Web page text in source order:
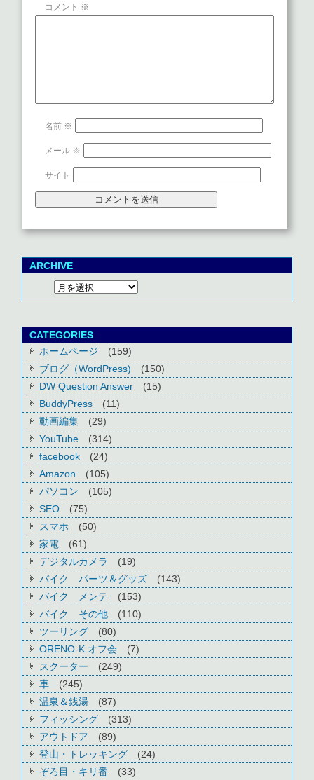
コメント ※
名前 ※
メール ※
サイト
ARCHIVE
CATEGORIES
ホームページ
(159)
ブログ（WordPress)
(150)
DW Question Answer
(15)
BuddyPress
(11)
動画編集
(29)
YouTube
(314)
facebook
(24)
Amazon
(105)
パソコン
(105)
SEO
(75)
スマホ
(50)
家電
(61)
デジタルカメラ
(19)
バイク パーツ＆グッズ
(143)
バイク メンテ
(153)
バイク その他
(110)
ツーリング
(80)
ORENO-K オフ会
(7)
スクーター
(249)
車
(245)
温泉＆銭湯
(87)
フィッシング
(313)
アウトドア
(89)
登山・トレッキング
(24)
ぞろ目・キリ番
(33)